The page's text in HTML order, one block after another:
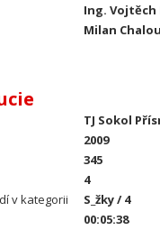
Ing. Vojtěch
Milan
TJ Sokol
2009
345
4
v kategorii
S_žky / 4
00:05:38